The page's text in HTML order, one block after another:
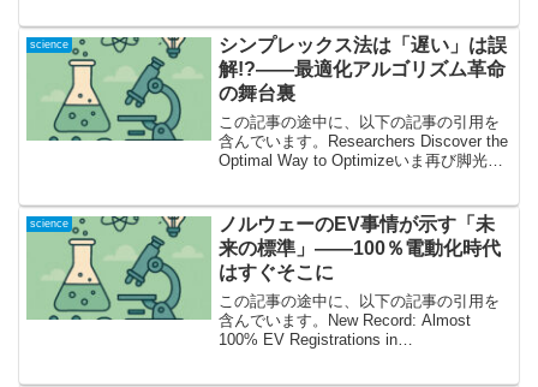
science
シンプレックス法は「遅い」は誤
解!?——最適化アルゴリズム革命
の舞台裏
この記事の途中に、以下の記事の引用を
含んでいます。Researchers Discover the
Optimal Way to Optimizeいま再び脚光！
という言...
science
ノルウェーのEV事情が示す「未
来の標準」——100％電動化時代
はすぐそこに
この記事の途中に、以下の記事の引用を
含んでいます。New Record: Almost
100% EV Registrations in